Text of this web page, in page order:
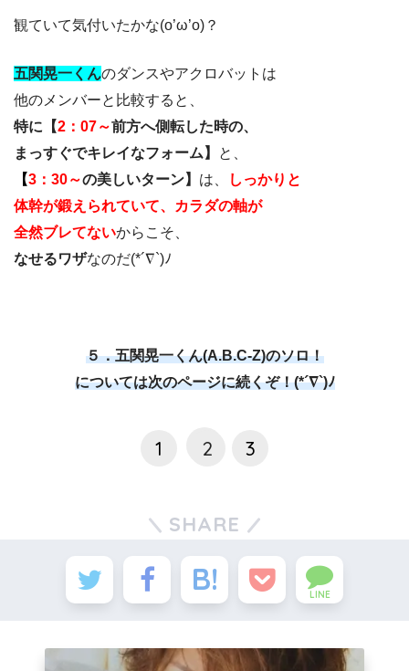
観ていて気付いたかな(o’ω’o)？
五関晃一くんのダンスやアクロバットは
他のメンバーと比較すると、
特に【2：07～前方へ側転した時の、
まっすぐでキレイなフォーム】
と、
【3：30～の美しいターン】 は、
しっかりと
体幹が鍛えられていて、カラダの軸が
全然ブレてないからこそ、
なせるワザなのだ(*´∇`)ﾉ
５．五関晃一くん(A.B.C-Z)のソロ！
については次のページに続くぞ！(*´∇`)ﾉ
1 2 3
SHARE
LINE